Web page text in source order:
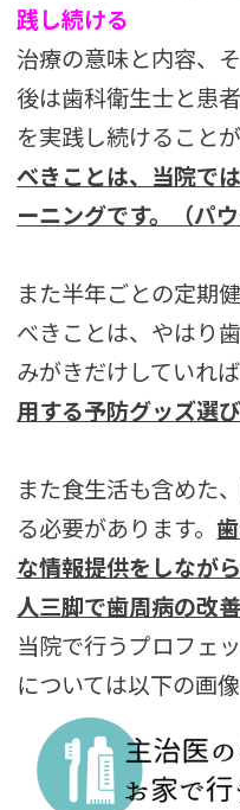
践し続ける
治療の意味と内容、
後は歯科衛生士と患
を実践し続けること
べきことは、当院で
ーニングです。（パ
また半年ごとの定期
べきことは、やはり
みがきだけしていれ
用する予防グッズ選
また食生活も含めた
る必要があります。
な情報提供をしなが
人三脚で歯周病の改
当院で行うプロフェ
については以下の画